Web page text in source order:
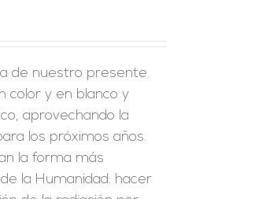
de nuestro presente.
color y en blanco y
aprovechando la
los próximos años.
la forma más
la Humanidad: hacer